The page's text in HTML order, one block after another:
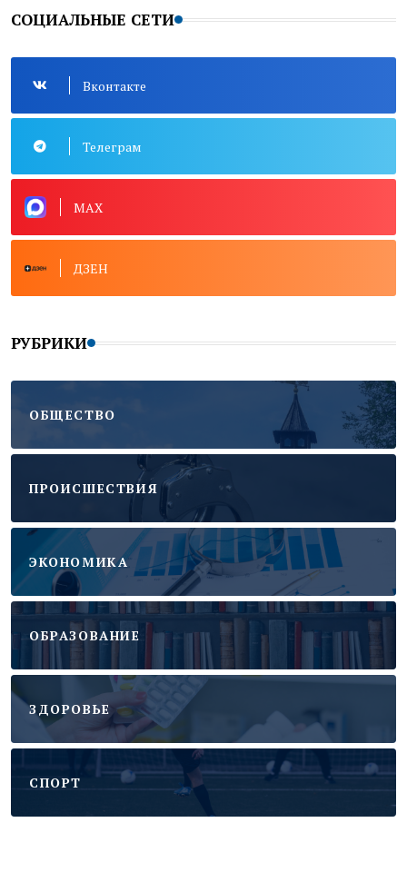
СОЦИАЛЬНЫЕ СЕТИ
Вконтакте
Телеграм
MAX
ДЗЕН
РУБРИКИ
ОБЩЕСТВО
ПРОИСШЕСТВИЯ
ЭКОНОМИКА
ОБРАЗОВАНИЕ
ЗДОРОВЬЕ
CПОРТ